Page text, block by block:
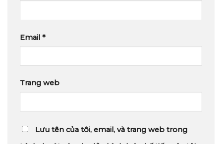
Email *
Trang web
Lưu tên của tôi, email, và trang web trong